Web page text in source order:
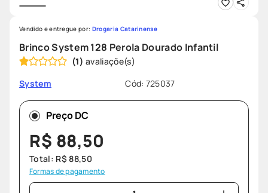
4º
tadalafila
5º
ozivy
6º
lenço umedecido
7º
protetor solar
8º
desodorante
9º
fralda pampers
º teste gravidez
Brinco System 128 Perola Dourado Infantil
(1)
System
Cód: 725037
Vendido e entregue por: Drogaria Catarinense
Preço DC
R$ 88,50
Total: R$ 88,50
Formas de pagamento